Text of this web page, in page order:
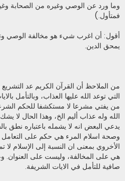
وما ورد عن الوصي وغيره من الصحابة
فمتأول.)
أقول: أن اغرب شيء هو مخالفة الوصي
يمحق الدين.
من الملاحظ أن القرآن الكريم عد
التي توعد الله عليها العذاب، وبالتأمل
من يفتي مشرعا لا مستكشفا للحكم
الله وله عذاب أليم الخ، وهذا الحال لا
يدعي البعض انه لا يشمله باعتباره نطق
وصحة اسلام المرء هي حكم على التعامل
الأخروي بمعنى ان النسبة إلى الإسلام لا
هي على المخالفة، وليست على
صافية للتأمل في الايات الشريفة.